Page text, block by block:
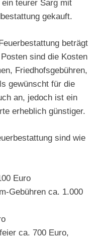
teurer Sarg mit
gekauft.
beträgt
sind die Kosten
Friedhofsgebühren,
gewünscht für die
an, jedoch ist ein
erheblich günstiger.
sind wie
Euro
Gebühren ca. 1.000
ca. 700 Euro,